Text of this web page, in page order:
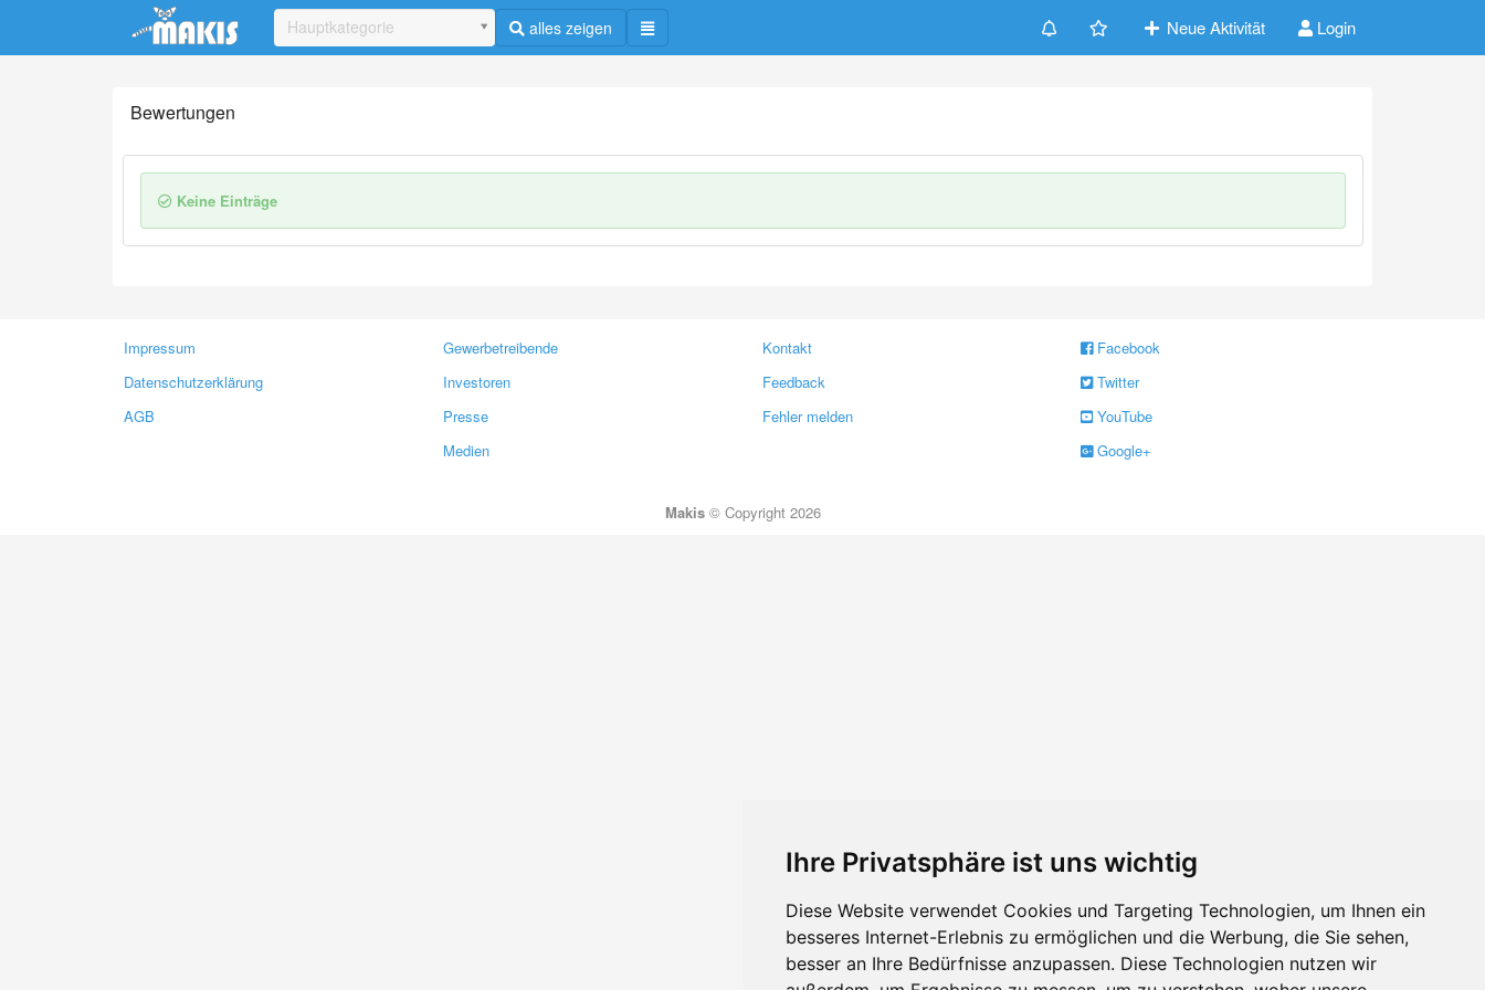
Ihre Privatsphäre ist uns wichtig
Diese Website verwendet Cookies und Targeting Technologien, um Ihnen ein
besseres Internet-Erlebnis zu ermöglichen und die Werbung, die Sie sehen,
besser an Ihre Bedürfnisse anzupassen. Diese Technologien nutzen wir
Update cookies preferences
Hauptkategorie alles zeigen Neue Aktivität Login
Bewertungen
Keine Einträge
Impressum
Datenschutzerklärung
AGB
Gewerbetreibende
Investoren
Presse
Medien
Kontakt
Feedback
Fehler melden
Facebook
Twitter
YouTube
Google+
Makis© Copyright 2026